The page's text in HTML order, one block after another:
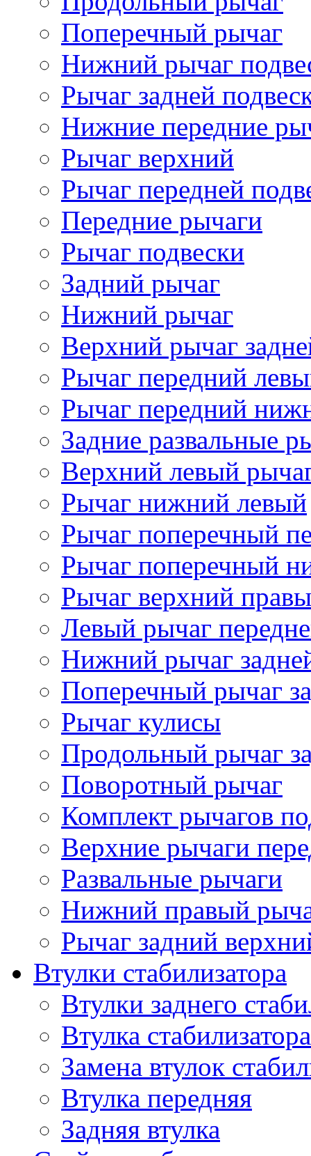
Поперечный рычаг
Нижний рычаг
Рычаг задней
Нижние передние
Рычаг верхний
Рычаг передней
Передние рычаги
Рычаг подвески
Задний рычаг
Нижний рычаг
Верхний рычаг
Рычаг передний
Рычаг передний
Задние развальные
Верхний левый
Рычаг нижний левый
Рычаг поперечный
Рычаг поперечный
Рычаг верхний
Левый рычаг
Нижний рычаг
Поперечный рычаг
Рычаг кулисы
Продольный рычаг
Поворотный рычаг
Комплект рычагов
Верхние рычаги
Развальные рычаги
Нижний правый
Рычаг задний
Втулки стабилизатора
Втулки заднего
Втулка
Замена втулок
Втулка передняя
Задняя втулка